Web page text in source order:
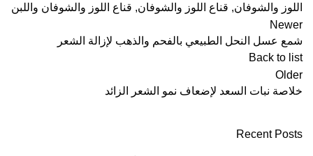
اللوز والشوفان, قناع اللوز والشوفان, قناع اللوز والشوفان واللبن
Newer
شمع عسل النحل الطبيعي بالفحم والذهب لإزالة الشعر
Back to list
Older
خلاصة نبات السعد لإضعاف نمو الشعر الزائد
Recent Posts